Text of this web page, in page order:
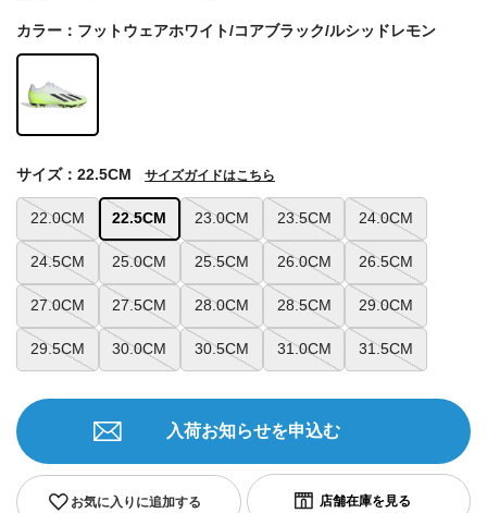
カラー：フットウェアホワイト/コアブラック/ルシッドレモン
22.0CM 22.5CM 23.0CM 23.5CM 24.0CM
24.5CM 25.0CM 25.5CM 26.0CM 26.5CM
27.0CM 27.5CM 28.0CM 28.5CM 29.0CM
29.5CM 30.0CM 30.5CM 31.0CM 31.5CM
サイズ：22.5CM サイズガイドはこちら
お気に入りに追加する
入荷お知らせを申込む